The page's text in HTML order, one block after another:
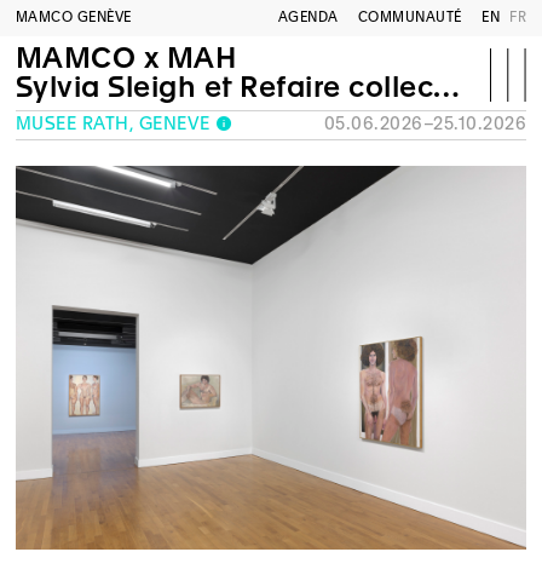
MAMCO GENÈVE AGENDA COMMUNAUTÉ EN FR
MAMCO x MAH
Sylvia Sleigh et Refaire collection : une exposition en deux parties
MUSÉE RATH, GENÈVE 05.06.2026–25.10.2026